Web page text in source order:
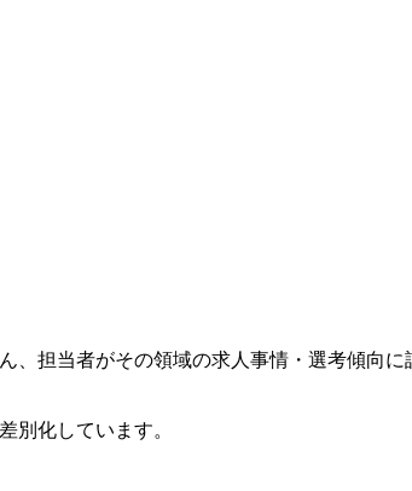
、担当者がその領域の求人事情・選考傾向に
別化しています。